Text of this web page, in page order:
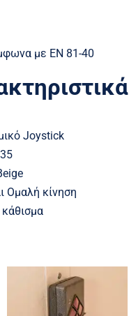
με EN 81-40
Joystick
Ομαλή κίνηση